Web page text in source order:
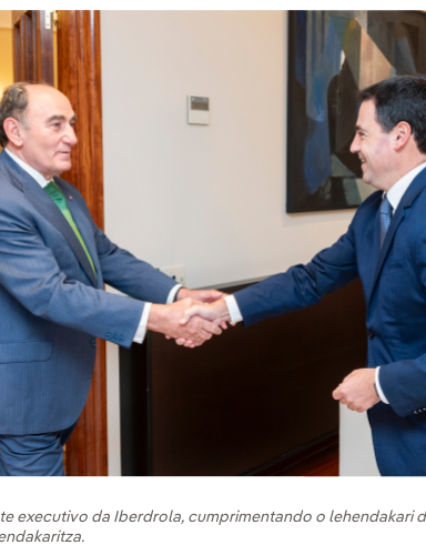
sociais
executivo da Iberdrola, cumprimentando o lehendakari